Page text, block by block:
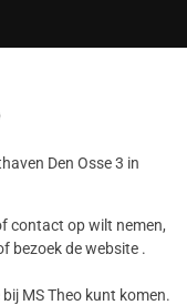
Den Osse 3 in
contact op wilt nemen,
bezoek de website .
MS Theo kunt komen.